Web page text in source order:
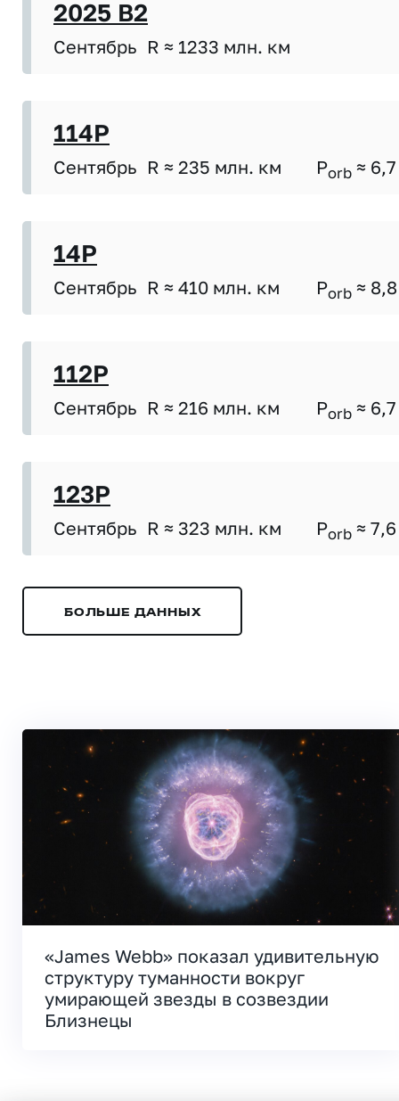
2025 B2
Сентябрь R ≈ 1233 млн. км
114P
Сентябрь R ≈ 235 млн. км Porb ≈ 6,7
14P
Сентябрь R ≈ 410 млн. км Porb ≈ 8,8
112P
Сентябрь R ≈ 216 млн. км Porb ≈ 6,7
123P
Сентябрь R ≈ 323 млн. км Porb ≈ 7,6
БОЛЬШЕ ДАННЫХ
«James Webb» показал удивительную
структуру туманности вокруг
умирающей звезды в созвездии
Близнецы